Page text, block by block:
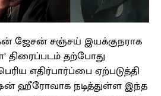
ஜேசன் சஞ்சய் இயக்குநராக
திரைப்படம் தற்போது
எதிர்பார்ப்பை ஏற்படுத்தி
ஹீரோவாக நடித்துள்ள இந்த